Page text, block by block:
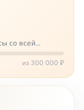
со всей
с больными
мам,из 300 000 ₽